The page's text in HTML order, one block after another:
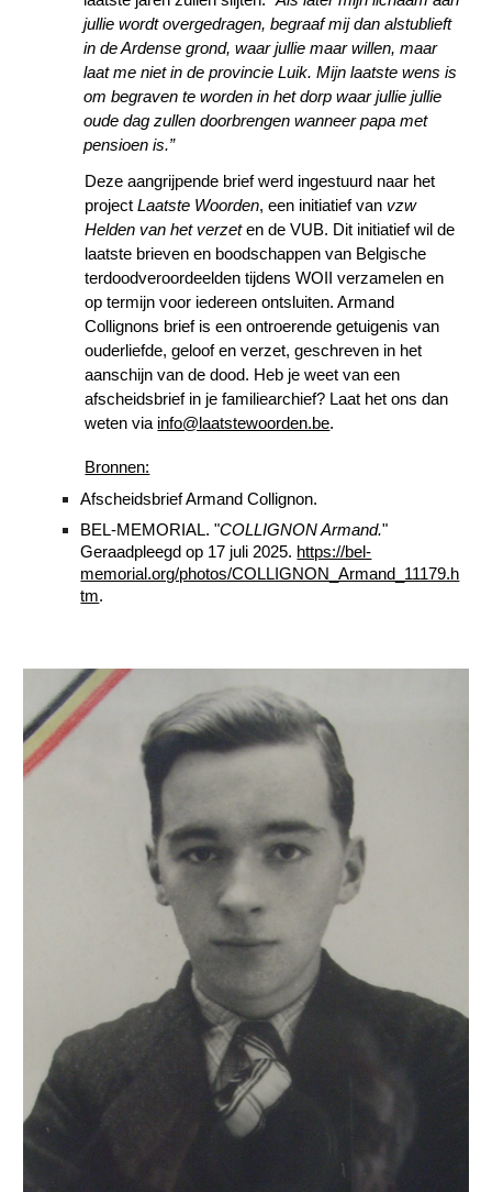
jullie wordt overgedragen, begraaf mij dan alstublieft
in de Ardense grond, waar jullie maar willen, maar
laat me niet in de provincie Luik. Mijn laatste wens is
om begraven te worden in het dorp waar jullie jullie
oude dag zullen doorbrengen wanneer papa met
pensioen is.”
Deze aangrijpende brief werd ingestuurd naar het
projectLaatste Woorden, een initiatief van vzw
Helden van het verzeten de VUB. Dit initiatief wil de
laatste brieven en boodschappen van Belgische
terdoodveroordeelden tijdens WOII verzamelen en
op termijn voor iedereen ontsluiten. Armand
Collignons brief is een ontroerende getuigenis van
ouderliefde, geloof en verzet, geschreven in het
aanschijn van de dood. Heb je weet van een
afscheidsbrief in je familiearchief? Laat het ons dan
weten via info@laatstewoorden.be.
Bronnen:
Afscheidsbrief Armand Collignon.
BEL-MEMORIAL. "COLLIGNON Armand."
Geraadpleegd op 17 juli 2025. https://bel-
memorial.org/photos/COLLIGNON_Armand_11179.h
tm.